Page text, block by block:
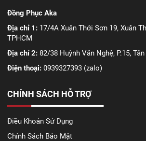
Đồng Phục Aka
Địa chỉ 1: 17/4A Xuân Thới Sơn 19, Xuân
TPHCM
Địa chỉ 2: 82/38 Huỳnh Văn Nghệ, P.15,
Điện thoại: 0939327393 (zalo)
CHÍNH SÁCH HỖ TRỢ
Điều Khoản Sử Dụng
Chính Sách Bảo Mật